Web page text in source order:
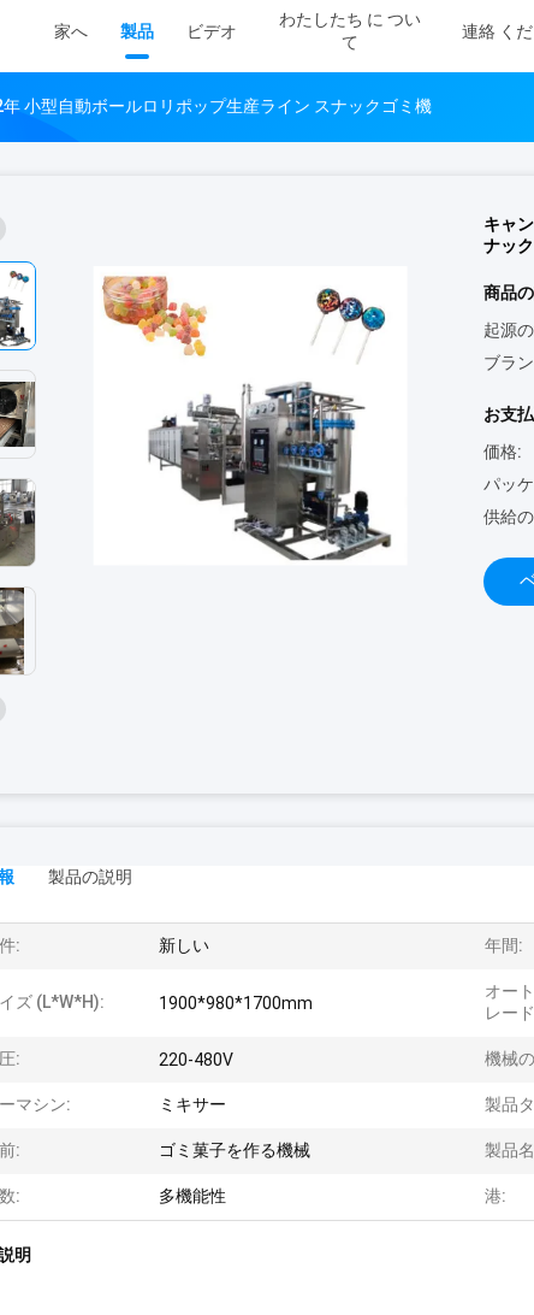
家へ 製品 ビデオ
わたしたち に つい
て
連絡 く
小型自動ボールロリポップ生産ライン スナックゴミ機
キャ
ナッ
商品
起源
ブラ
お支
価格:
パッ
供給
製品の説明
: 新しい 年間:
ズ (L*W*H): 1900*980*1700mm
オー
レー
: 220-480V 機械
マシン: ミキサー 製品
: ゴミ菓子を作る機械 製品
: 多機能性 港:
明